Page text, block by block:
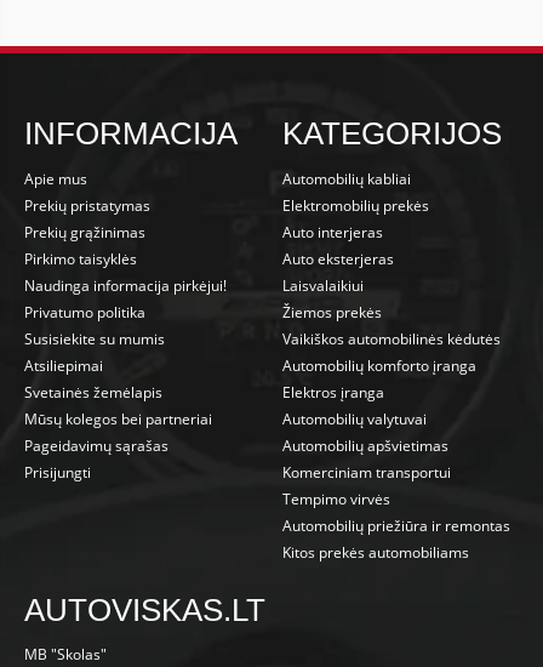
INFORMACIJA
Apie mus
Prekių pristatymas
Prekių grąžinimas
Pirkimo taisyklės
Naudinga informacija pirkėjui!
Privatumo politika
Susisiekite su mumis
Atsiliepimai
Svetainės žemėlapis
Mūsų kolegos bei partneriai
Pageidavimų sąrašas
Prisijungti
KATEGORIJOS
Automobilių kabliai
Elektromobilių prekės
Auto interjeras
Auto eksterjeras
Laisvalaikiui
Žiemos prekės
Vaikiškos automobilinės kėdutės
Automobilių komforto įranga
Elektros įranga
Automobilių valytuvai
Automobilių apšvietimas
Komerciniam transportui
Tempimo virvės
Automobilių priežiūra ir remontas
Kitos prekės automobiliams
AUTOVISKAS.LT
MB "Skolas"